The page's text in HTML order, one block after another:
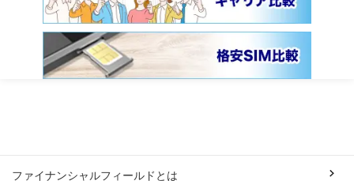
ファイナンシャルフィールドとは